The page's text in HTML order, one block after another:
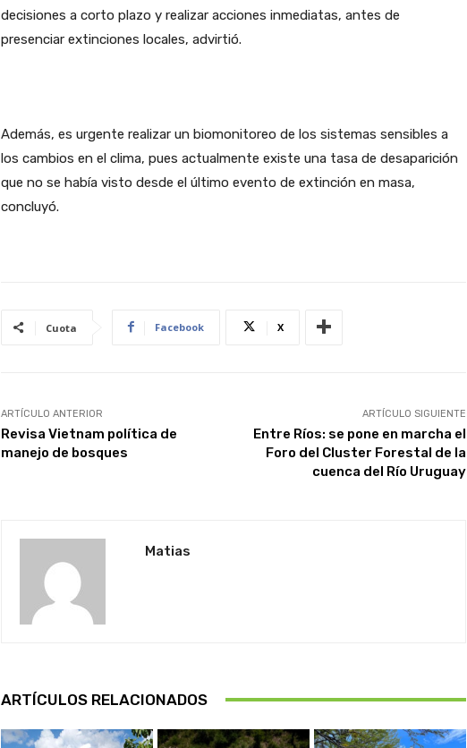
decisiones a corto plazo y realizar acciones inmediatas, antes de
presenciar extinciones locales, advirtió.
Además, es urgente realizar un biomonitoreo de los sistemas sensibles a
los cambios en el clima, pues actualmente existe una tasa de desaparición
que no se había visto desde el último evento de extinción en masa,
concluyó.
Cuota Facebook X
ARTÍCULO ANTERIOR
Revisa Vietnam política de
manejo de bosques
ARTÍCULO SIGUIENTE
Entre Ríos: se pone en marcha el
Foro del Cluster Forestal de la
cuenca del Río Uruguay
Matias
ARTÍCULOS RELACIONADOS